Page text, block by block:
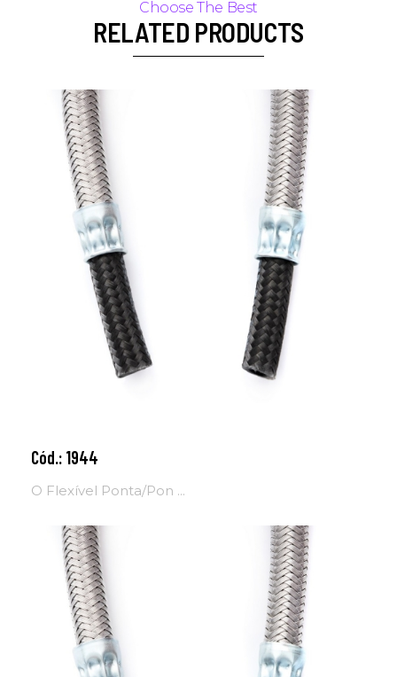
RELATED PRODUCTS
Cód.: 1944
O Flexível Ponta/Pon ...
Adicionar ao carrinho